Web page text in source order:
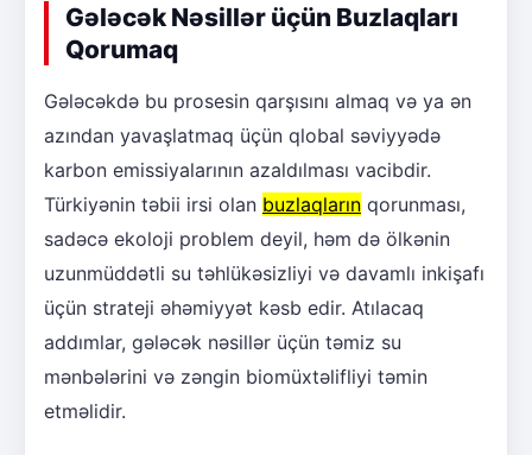
Gələcək Nəsillər üçün Buzlaqları
Qorumaq
Gələcəkdə bu prosesin qarşısını almaq və ya ən
azından yavaşlatmaq üçün qlobal səviyyədə
karbon emissiyalarının azaldılması vacibdir.
Türkiyənin təbii irsi olan buzlaqların qorunması,
sadəcə ekoloji problem deyil, həm də ölkənin
uzunmüddətli su təhlükəsizliyi və davamlı inkişafı
üçün strateji əhəmiyyət kəsb edir. Atılacaq
addımlar, gələcək nəsillər üçün təmiz su
mənbələrini və zəngin biomüxtəlifliyi təmin
etməlidir.